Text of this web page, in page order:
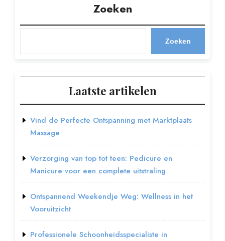
Zoeken
Zoeken
Laatste artikelen
Vind de Perfecte Ontspanning met Marktplaats
Massage
Verzorging van top tot teen: Pedicure en
Manicure voor een complete uitstraling
Ontspannend Weekendje Weg: Wellness in het
Vooruitzicht
Professionele Schoonheidsspecialiste in